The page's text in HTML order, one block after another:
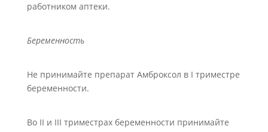
работником аптеки.
Беременность
Не принимайте препарат Амброксол в І триместре
беременности.
Во II и III триместрах беременности принимайте